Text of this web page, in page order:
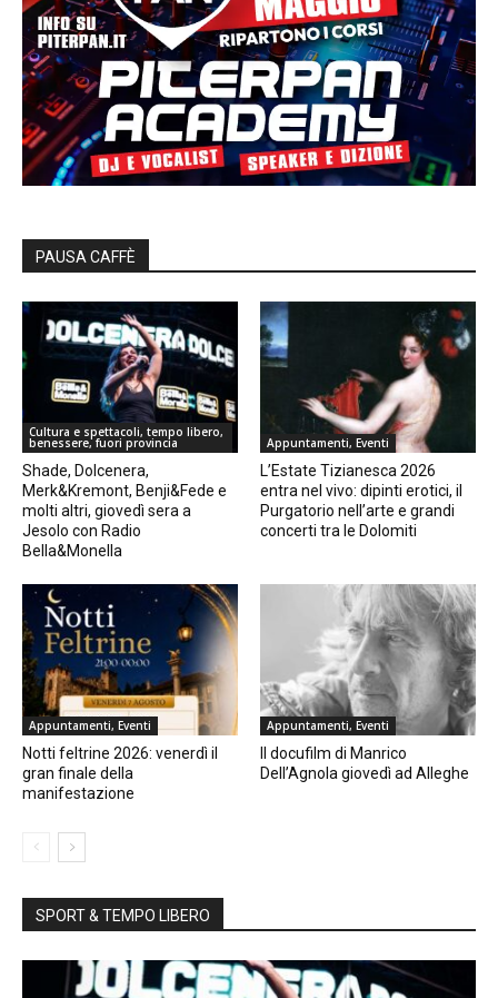
PAUSA CAFFÈ
Cultura e spettacoli, tempo libero,
benessere, fuori provincia
Shade, Dolcenera,
Merk&Kremont, Benji&Fede e
molti altri, giovedì sera a
Jesolo con Radio
Bella&Monella
Appuntamenti, Eventi
L’Estate Tizianesca 2026
entra nel vivo: dipinti erotici, il
Purgatorio nell’arte e grandi
concerti tra le Dolomiti
Appuntamenti, Eventi
Notti feltrine 2026: venerdì il
gran finale della
manifestazione
Appuntamenti, Eventi
Il docufilm di Manrico
Dell’Agnola giovedì ad Alleghe
SPORT & TEMPO LIBERO